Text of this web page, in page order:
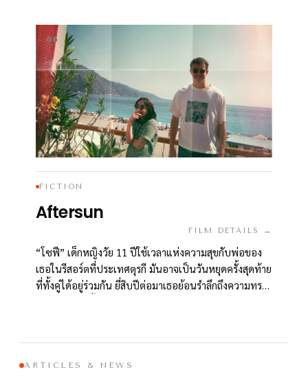
06
FICTION
Aftersun
FILM DETAILS →
“โซฟี” เด็กหญิงวัย 11 ปีใช้เวลาแห่งความสุขกับพ่อของ
เธอในรีสอร์ตที่ประเทศตุรกี มันอาจเป็นวันหยุดครั้งสุดท้าย
ที่ทั้งคู่ได้อยู่ร่วมกัน ยี่สิบปีต่อมาเธอย้อนรำลึกถึงความทรง
ARTICLES & NEWS